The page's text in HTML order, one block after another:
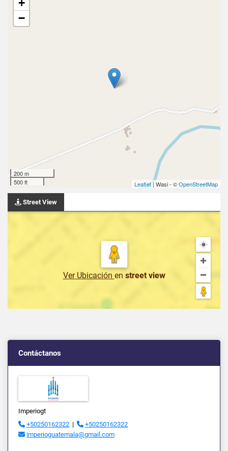
+
−
200 m
500 ft
Leaflet | Wasi - ©OpenStreetMap
Street View
Ver Ubicación en street view
Contáctanos
Imperiogt
+50250162322 |
+50250162322
imperioguatemala@gmail.com